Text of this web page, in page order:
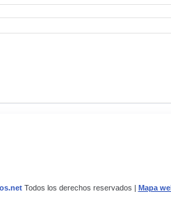
Todos los derechos reservados | Mapa